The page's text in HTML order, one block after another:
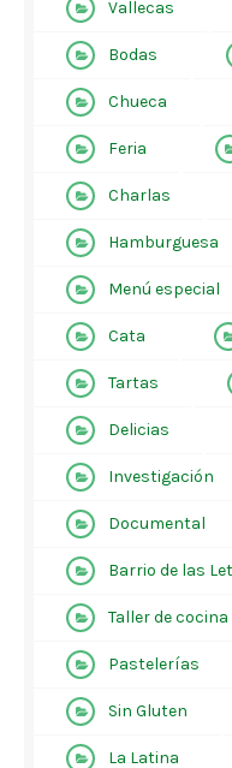
Vallecas
Bodas
Chueca
Feria
Charlas
Hamburguesa
Menú especial
Cata
Tartas
Delicias
Investigación
Documental
Barrio de las
Taller de cocina
Pastelerías
Sin Gluten
La Latina